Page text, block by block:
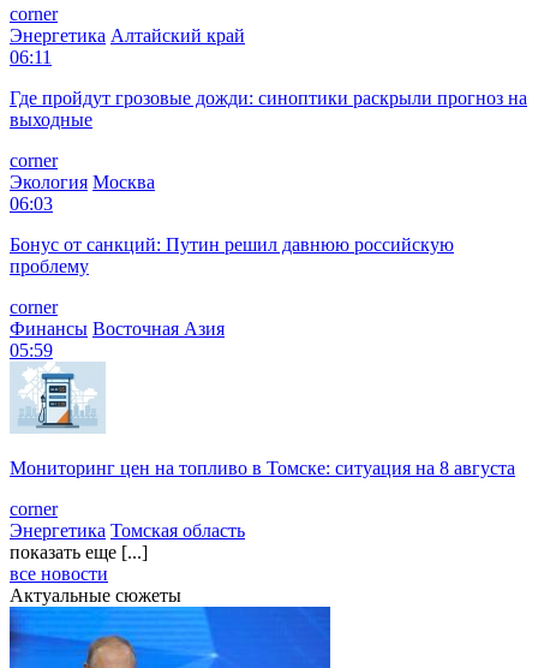
corner
Энергетика Алтайский край
06:11
Где пройдут грозовые дожди: синоптики раскрыли прогноз на
выходные
corner
Экология Москва
06:03
Бонус от санкций: Путин решил давнюю российскую
проблему
corner
Финансы Восточная Азия
05:59
Мониторинг цен на топливо в Томске: ситуация на 8 августа
corner
Энергетика Томская область
показать еще [...]
все новости
Актуальные сюжеты